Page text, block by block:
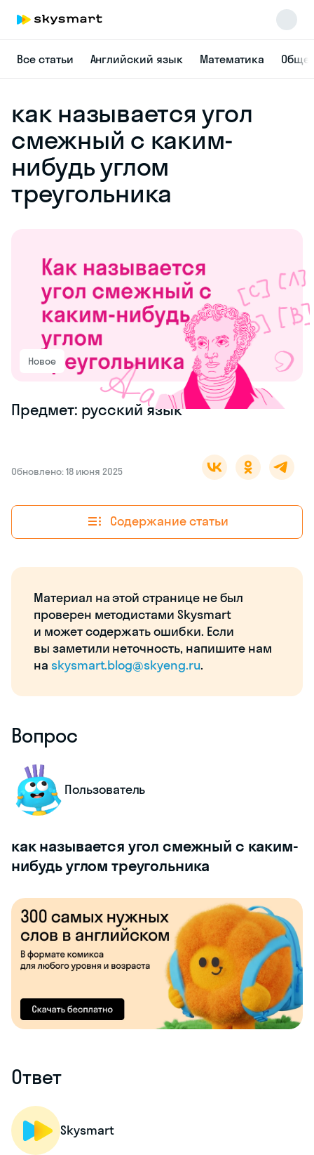
Все статьи Английский язык Математика
как называется угол
смежный с каким-
нибудь углом
треугольника
Новое
Предмет: русский язык
Обновлено: 18 июня 2025
Содержание статьи
Материал на этой странице не был
проверен методистами Skysmart
и может содержать ошибки. Если
вы заметили неточность, напишите нам
на skysmart.blog@skyeng.ru.
Вопрос
Пользователь
как называется угол смежный с каким-
нибудь углом треугольника
Ответ
Skysmart